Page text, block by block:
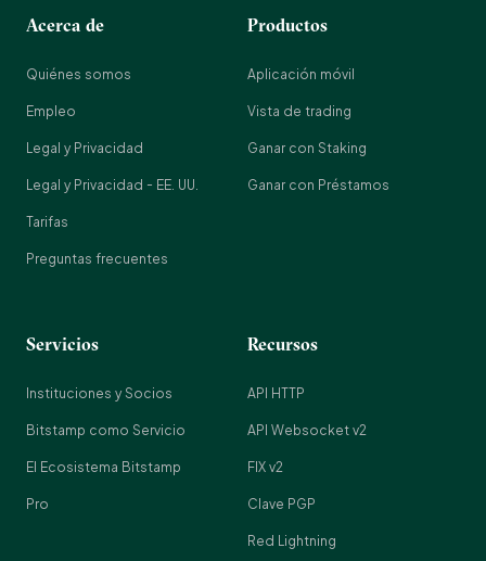
Acerca de
Quiénes somos
Empleo
Legal y Privacidad
Legal y Privacidad - EE. UU.
Tarifas
Preguntas frecuentes
Productos
Aplicación móvil
Vista de trading
Ganar con Staking
Ganar con Préstamos
Servicios
Instituciones y Socios
Bitstamp como Servicio
El Ecosistema Bitstamp
Pro
Recursos
API HTTP
API Websocket v2
FIX v2
Clave PGP
Red Lightning